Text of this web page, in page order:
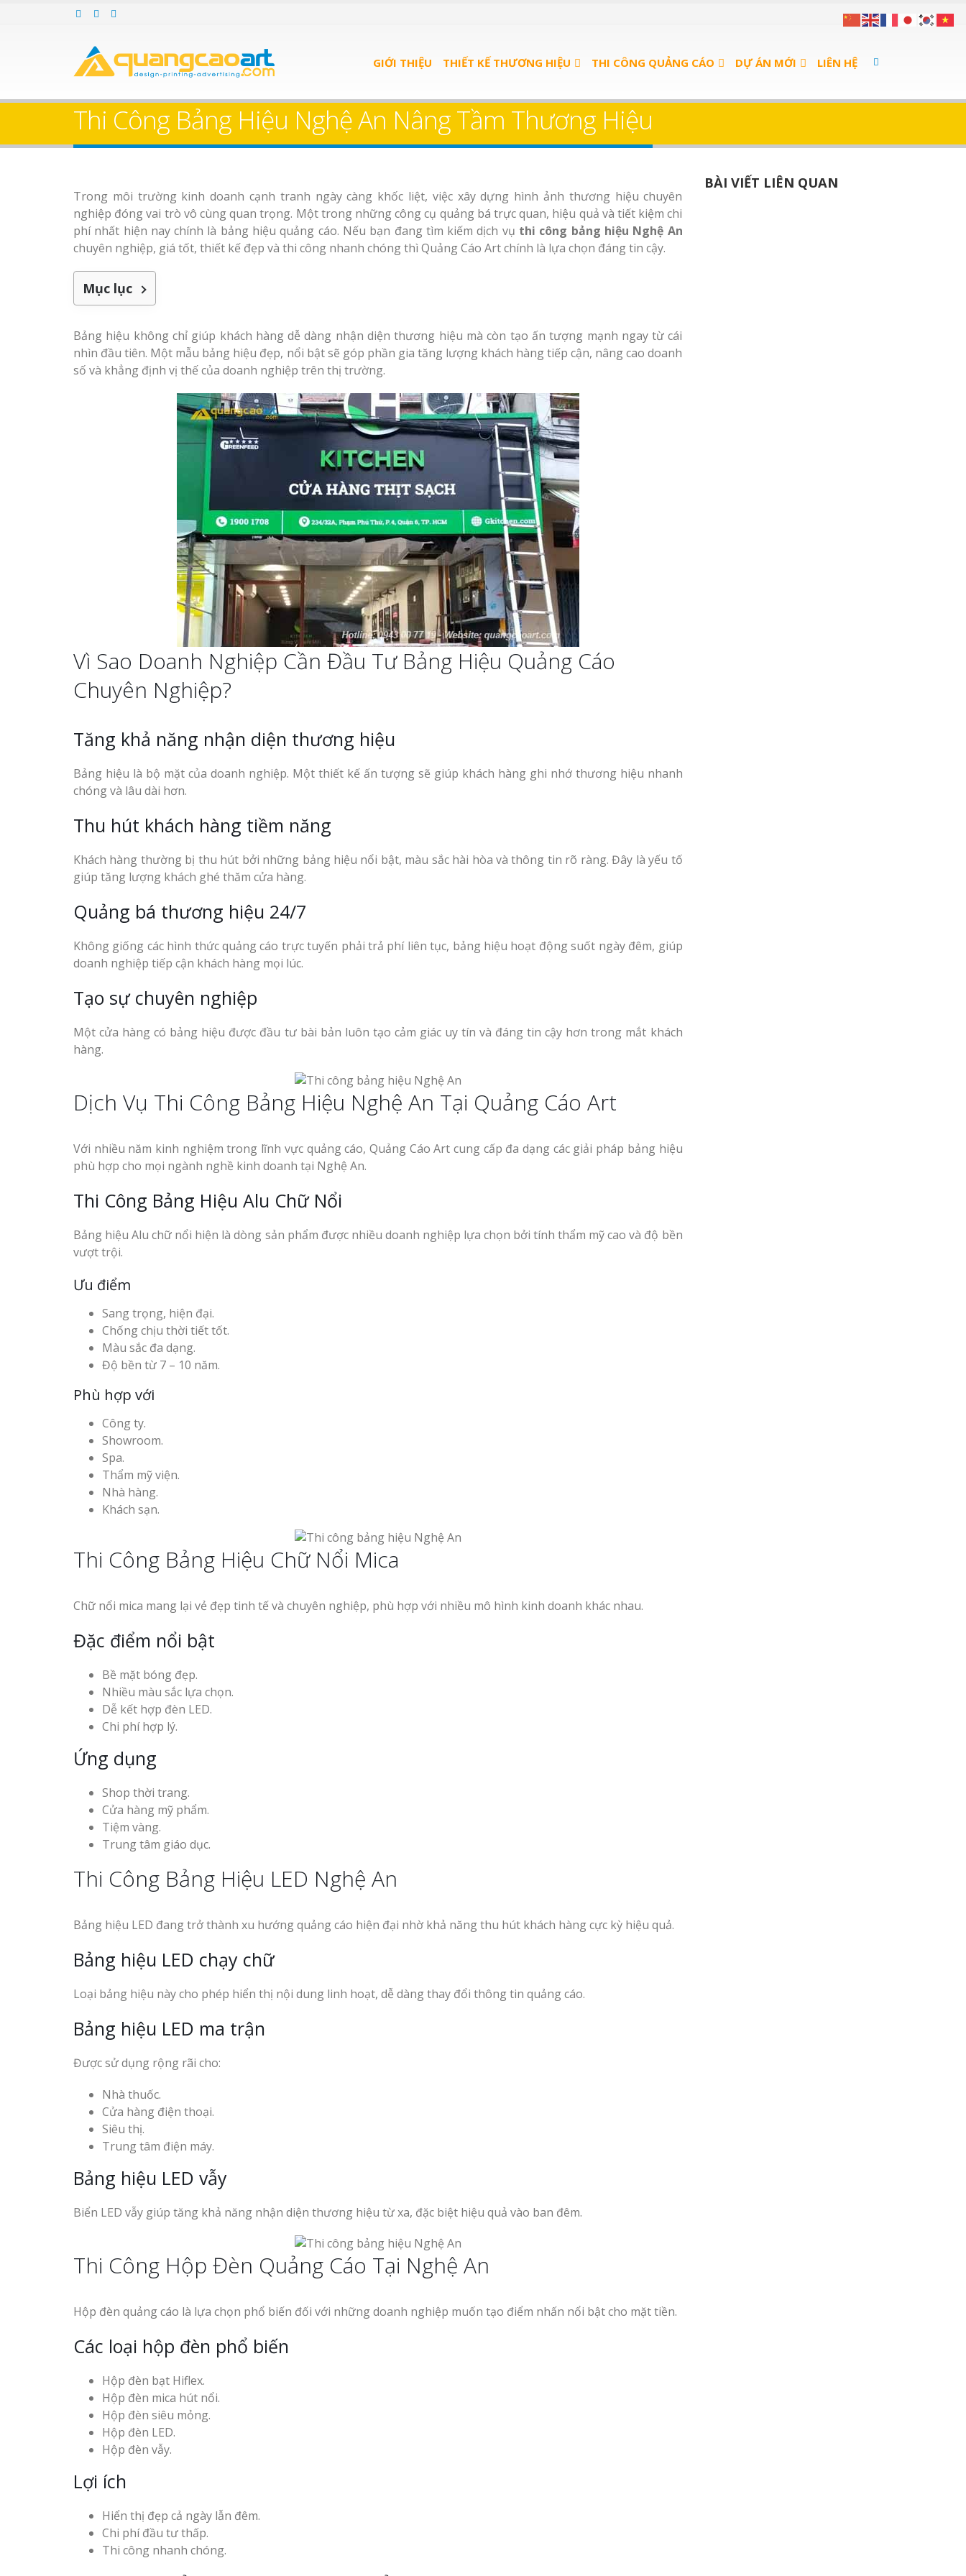
GIỚI THIỆU THIẾT KẾ THƯƠNG HIỆU THI CÔNG QUẢNG CÁO DỰ ÁN MỚI LIÊN HỆ
Thi Công Bảng Hiệu Nghệ An Nâng Tầm Thương Hiệu
Trong môi trường kinh doanh cạnh tranh ngày càng khốc liệt, việc xây dựng hình ảnh thương hiệu chuyên
nghiệp đóng vai trò vô cùng quan trọng. Một trong những công cụ quảng bá trực quan, hiệu quả và tiết kiệm chi
phí nhất hiện nay chính là bảng hiệu quảng cáo. Nếu bạn đang tìm kiếm dịch vụ thi công bảng hiệu Nghệ An
chuyên nghiệp, giá tốt, thiết kế đẹp và thi công nhanh chóng thì Quảng Cáo Art chính là lựa chọn đáng tin cậy.
Mục lục
Bảng hiệu không chỉ giúp khách hàng dễ dàng nhận diện thương hiệu mà còn tạo ấn tượng mạnh ngay từ cái
nhìn đầu tiên. Một mẫu bảng hiệu đẹp, nổi bật sẽ góp phần gia tăng lượng khách hàng tiếp cận, nâng cao doanh
số và khẳng định vị thế của doanh nghiệp trên thị trường.
Vì Sao Doanh Nghiệp Cần Đầu Tư Bảng Hiệu Quảng Cáo
Chuyên Nghiệp?
Tăng khả năng nhận diện thương hiệu
Bảng hiệu là bộ mặt của doanh nghiệp. Một thiết kế ấn tượng sẽ giúp khách hàng ghi nhớ thương hiệu nhanh
chóng và lâu dài hơn.
Thu hút khách hàng tiềm năng
Khách hàng thường bị thu hút bởi những bảng hiệu nổi bật, màu sắc hài hòa và thông tin rõ ràng. Đây là yếu tố
giúp tăng lượng khách ghé thăm cửa hàng.
Quảng bá thương hiệu 24/7
Không giống các hình thức quảng cáo trực tuyến phải trả phí liên tục, bảng hiệu hoạt động suốt ngày đêm, giúp
doanh nghiệp tiếp cận khách hàng mọi lúc.
Tạo sự chuyên nghiệp
Một cửa hàng có bảng hiệu được đầu tư bài bản luôn tạo cảm giác uy tín và đáng tin cậy hơn trong mắt khách
hàng.
Dịch Vụ Thi Công Bảng Hiệu Nghệ An Tại Quảng Cáo Art
Với nhiều năm kinh nghiệm trong lĩnh vực quảng cáo, Quảng Cáo Art cung cấp đa dạng các giải pháp bảng hiệu
phù hợp cho mọi ngành nghề kinh doanh tại Nghệ An.
Thi Công Bảng Hiệu Alu Chữ Nổi
Bảng hiệu Alu chữ nổi hiện là dòng sản phẩm được nhiều doanh nghiệp lựa chọn bởi tính thẩm mỹ cao và độ bền
vượt trội.
Ưu điểm
Sang trọng, hiện đại.
Chống chịu thời tiết tốt.
Màu sắc đa dạng.
Độ bền từ 7 – 10 năm.
Phù hợp với
Công ty.
Showroom.
Spa.
Thẩm mỹ viện.
Nhà hàng.
Khách sạn.
Thi Công Bảng Hiệu Chữ Nổi Mica
Chữ nổi mica mang lại vẻ đẹp tinh tế và chuyên nghiệp, phù hợp với nhiều mô hình kinh doanh khác nhau.
Đặc điểm nổi bật
Bề mặt bóng đẹp.
Nhiều màu sắc lựa chọn.
Dễ kết hợp đèn LED.
Chi phí hợp lý.
Ứng dụng
Shop thời trang.
Cửa hàng mỹ phẩm.
Tiệm vàng.
Trung tâm giáo dục.
Thi Công Bảng Hiệu LED Nghệ An
Bảng hiệu LED đang trở thành xu hướng quảng cáo hiện đại nhờ khả năng thu hút khách hàng cực kỳ hiệu quả.
Bảng hiệu LED chạy chữ
Loại bảng hiệu này cho phép hiển thị nội dung linh hoạt, dễ dàng thay đổi thông tin quảng cáo.
Bảng hiệu LED ma trận
Được sử dụng rộng rãi cho:
Nhà thuốc.
Cửa hàng điện thoại.
Siêu thị.
Trung tâm điện máy.
Bảng hiệu LED vẫy
Biển LED vẫy giúp tăng khả năng nhận diện thương hiệu từ xa, đặc biệt hiệu quả vào ban đêm.
Thi Công Hộp Đèn Quảng Cáo Tại Nghệ An
Hộp đèn quảng cáo là lựa chọn phổ biến đối với những doanh nghiệp muốn tạo điểm nhấn nổi bật cho mặt tiền.
Các loại hộp đèn phổ biến
Hộp đèn bạt Hiflex.
Hộp đèn mica hút nổi.
Hộp đèn siêu mỏng.
Hộp đèn LED.
Hộp đèn vẫy.
Lợi ích
Hiển thị đẹp cả ngày lẫn đêm.
Chi phí đầu tư thấp.
Thi công nhanh chóng.
BÀI VIẾT LIÊN QUAN